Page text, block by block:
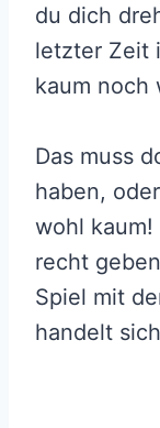
du dich
letzter Zeit
kaum noch
Das muss
haben,
wohl kaum!
recht
Spiel mit
handelt